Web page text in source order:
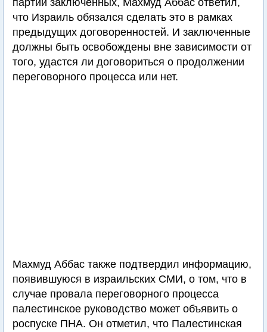
партии заключенных, Махмуд Аббас ответил,
что Израиль обязался сделать это в рамках
предыдущих договоренностей. И заключенные
должны быть освобождены вне зависимости от
того, удастся ли договориться о продолжении
переговорного процесса или нет.
Махмуд Аббас также подтвердил информацию,
появившуюся в израильских СМИ, о том, что в
случае провала переговорного процесса
палестинское руководство может объявить о
роспуске ПНА. Он отметил, что Палестинская